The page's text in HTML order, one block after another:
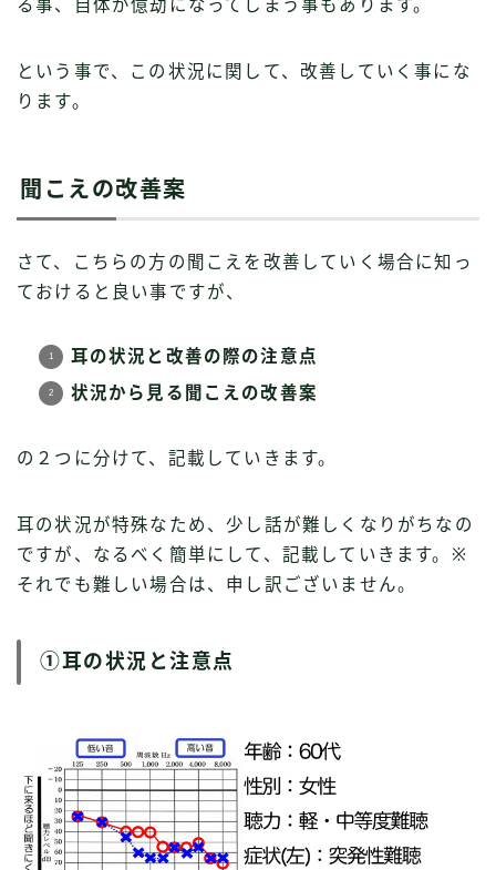
る事、自体が億劫になってしまう事もあります。
という事で、この状況に関して、改善していく事にな
ります。
聞こえの改善案
さて、こちらの方の聞こえを改善していく場合に知っ
ておけると良い事ですが、
耳の状況と改善の際の注意点
状況から見る聞こえの改善案
の２つに分けて、記載していきます。
耳の状況が特殊なため、少し話が難しくなりがちなの
ですが、なるべく簡単にして、記載していきます。※
それでも難しい場合は、申し訳ございません。
①耳の状況と注意点